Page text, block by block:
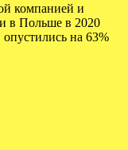
компанией и
в Польше в 2020
на 63%